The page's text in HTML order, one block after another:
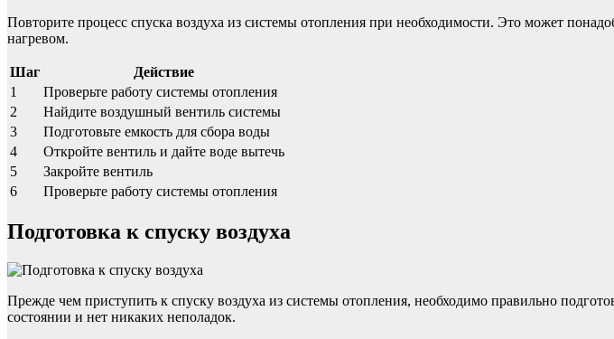
Повторите процесс спуска воздуха из системы отопления при необходимости. Это может
нагревом.
Шаг
Действие
1
Проверьте работу системы отопления
2
Найдите воздушный вентиль системы
3
Подготовьте емкость для сбора воды
4
Откройте вентиль и дайте воде вытечь
5
Закройте вентиль
6
Проверьте работу системы отопления
Подготовка к спуску воздуха
Прежде чем приступить к спуску воздуха из системы отопления, необходимо правильно
состоянии и нет никаких неполадок.